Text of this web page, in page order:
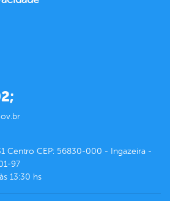
Centro CEP: 56830-000 - Ingazeira -
97
13:30 hs